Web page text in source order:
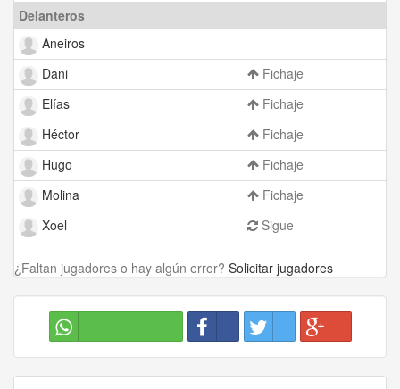
Delanteros
Aneiros
Dani
Fichaje
Elías
Fichaje
Héctor
Fichaje
Hugo
Fichaje
Molina
Fichaje
Xoel
Sigue
¿Faltan jugadores o hay algún error? Solicitar jugadores